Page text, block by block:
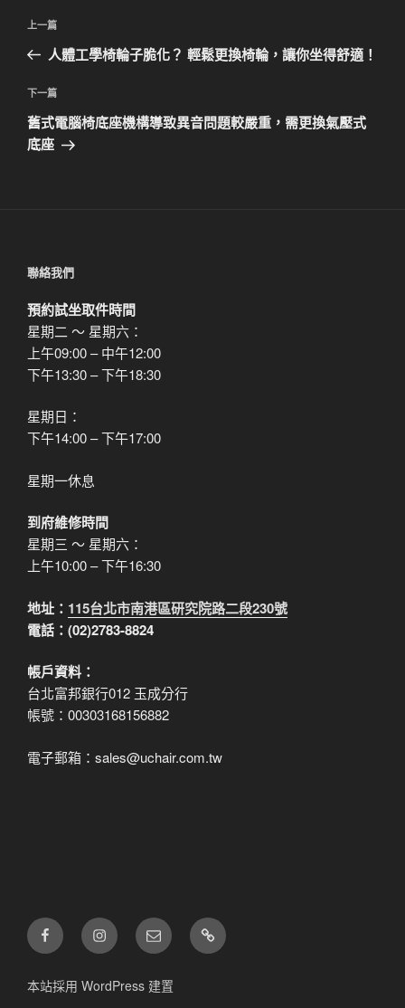
文
導
覽
上
一
文
章
上一篇
人體工學椅輪子脆化？ 輕鬆更換椅輪，讓你坐得舒適！
下
一
篇
下一篇
舊式電腦椅底座機構導致異音問題較嚴重，需更換氣壓式
底座
聯絡我們
預約試坐取件時間
星期二 ～ 星期六：
上午09:00 – 中午12:00
下午13:30 – 下午18:30
星期日：
下午14:00 – 下午17:00
星期一休息
到府維修時間
星期三 ～ 星期六：
上午10:00 – 下午16:30
地址： 115台北市南港區研究院路二段230號
電話：(02)2783-8824
帳戶資料：
台北富邦銀行012 玉成分行
帳號：00303168156882
電子郵箱：sales@uchair.com.tw
FB IG
電
子
郵
件
LINE
本站採用 WordPress 建置